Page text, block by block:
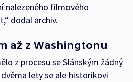
nalezeného filmového
dodal archiv.
až z Washingtonu
z procesu se Slánským žádný
lety se ale historikovi